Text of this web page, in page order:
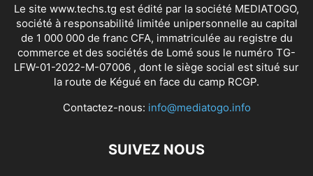
Le site www.techs.tg est édité par la société MEDIATOGO,
société à responsabilité limitée unipersonnelle au capital
de 1 000 000 de franc CFA, immatriculée au registre du
commerce et des sociétés de Lomé sous le numéro TG-
LFW-01-2022-M-07006 , dont le siège social est situé sur
la route de Kégué en face du camp RCGP.
Contactez-nous: info@mediatogo.info
SUIVEZ NOUS